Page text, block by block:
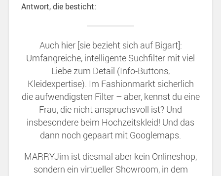
Antwort, die besticht:
Auch hier [sie bezieht sich auf Bigart]:
Umfangreiche, intelligente Suchfilter mit viel
Liebe zum Detail (Info-Buttons,
Kleidexpertise). Im Fashionmarkt sicherlich
die aufwendigsten Filter – aber, kennst du eine
Frau, die nicht anspruchsvoll ist? Und
insbesondere beim Hochzeitskleid! Und das
dann noch gepaart mit Googlemaps.
MARRYJim ist diesmal aber kein Onlineshop,
sondern ein virtueller Showroom, in dem